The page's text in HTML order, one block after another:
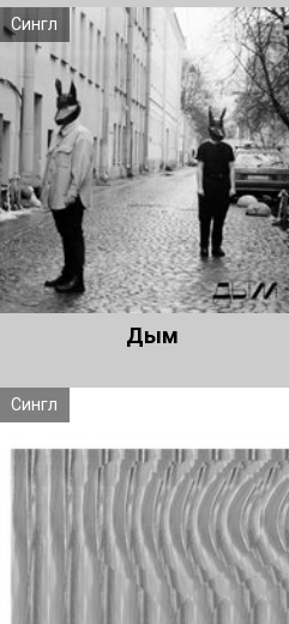
Сингл
Дым
Сингл